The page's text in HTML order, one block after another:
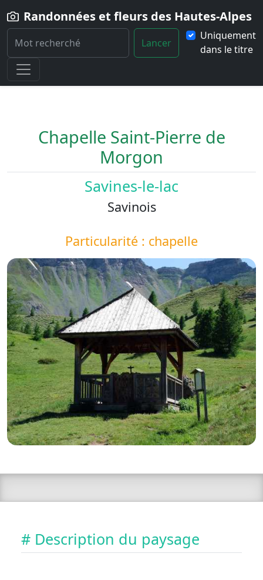
Randonnées et fleurs des Hautes-Alpes
Lancer
Uniquement
dans le titre
Home
Paysage Chapelle-Saint-Pierre-de-Morgon
Chapelle Saint-Pierre de
Morgon
Savines-le-lac
Savinois
Particularité : chapelle
# Description du paysage